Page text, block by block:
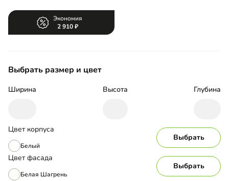
Экономия
2 910
Выбрать размер и цвет
Ширина Высота Глубина
Цвет корпуса
Белый
Выбрать
Цвет фасада
Белая Шагрень
Выбрать